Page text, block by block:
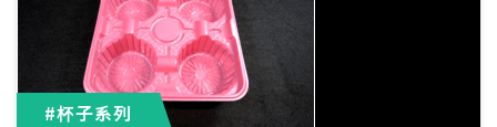
#杯子系列